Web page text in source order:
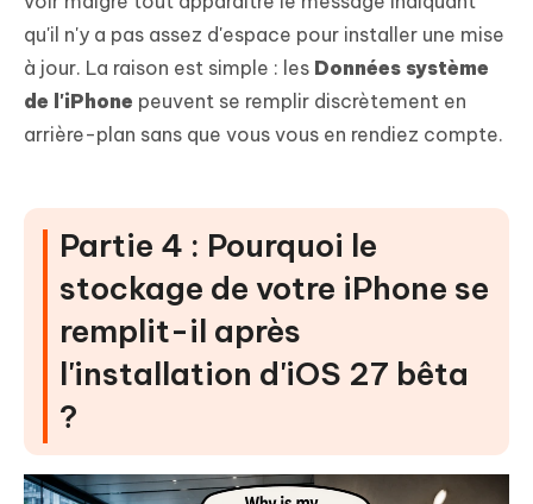
qu'il n'y a pas assez d'espace pour installer une mise
à jour. La raison est simple : les Données système
de l'iPhone peuvent se remplir discrètement en
arrière-plan sans que vous vous en rendiez compte.
Partie 4 : Pourquoi le
stockage de votre iPhone se
remplit-il après
l'installation d'iOS 27 bêta
?